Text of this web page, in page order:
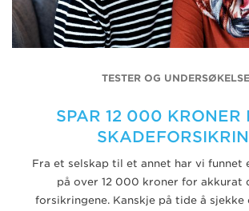
TESTER OG
SPAR 12 000 KRONER
Fra et selskap til et annet har vi funnet
på over 12 000 kroner for akkurat
forsikringene. Kanskje på tide å sjekke